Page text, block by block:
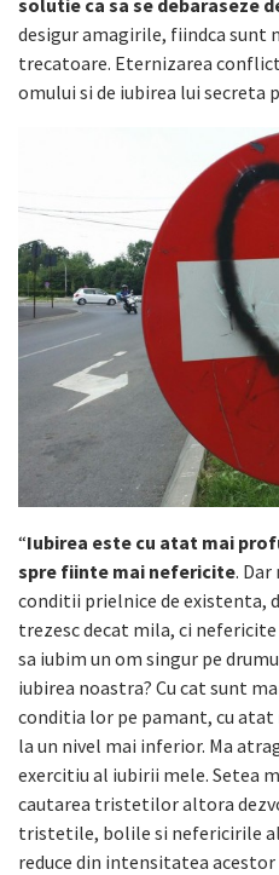
solutie ca sa se debaraseze
desigur amagirile, fiindca sunt
trecatoare. Eternizarea
omului si de iubirea lui secreta
“Iubirea este cu atat mai
spre fiinte mai nefericite.
conditii prielnice de existenta,
trezesc decat mila, ci
sa iubim un om singur pe
iubirea noastra? Cu cat sunt
conditia lor pe pamant, cu atat
la un nivel mai inferior. Ma
exercitiu al iubirii mele. Setea
cautarea tristetilor altora
tristetile, bolile si nefericirile
reduce din intensitatea acestor